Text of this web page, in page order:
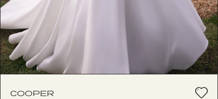
COOPER